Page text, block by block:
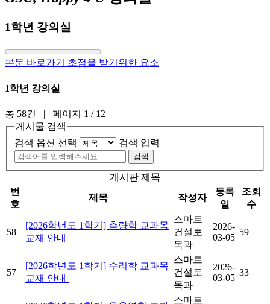
1학년 강의실
본문 바로가기 초점을 받기위한 요소
1학년 강의실
총 58건
| 페이지 1 / 12
게시물 검색
검색 옵션 선택
검색 입력
게시판 제목
번
호
제목 작성자
등록
일
조회
수
58
[2026학년도 1학기] 측량학 교과목
교재 안내
스마트
건설토
목과
2026-
03-05
59
57
[2026학년도 1학기] 수리학 교과목
교재 안내
스마트
건설토
목과
2026-
03-05
33
스마트